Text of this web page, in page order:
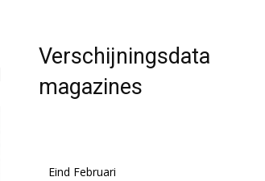
Verschijningsdata
magazines
Eind Februari